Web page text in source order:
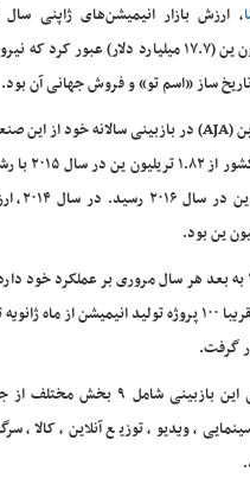
، ارزش بازار انیمیشن‌های ژاپنی
نخستین بار از ۲ تریلیون ین (۱۷.۷ میلیارد دلار)
ساز «اسم تو» و فروش جهانی آن بود.
(
AJA) در بازبینی سالانه خود از این
درصدی به ۲
این انجمن از سال ۲۰۰۹ به بعد هر سال مروری بر عملکرد
عملکرد یک سال اخیر تقریبا ۱۰۰ پروژه تولید انیمیشن از
بخش‌های مورد بررسی این بازبینی شامل
ویدیو، توزیع آنلاین، کالا،